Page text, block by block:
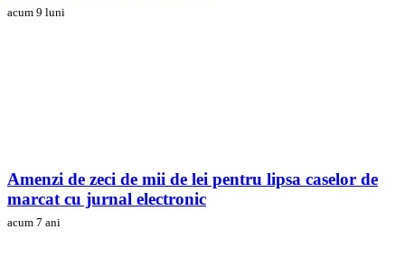
acum 9 luni
Amenzi de zeci de mii de lei pentru lipsa caselor de
marcat cu jurnal electronic
acum 7 ani